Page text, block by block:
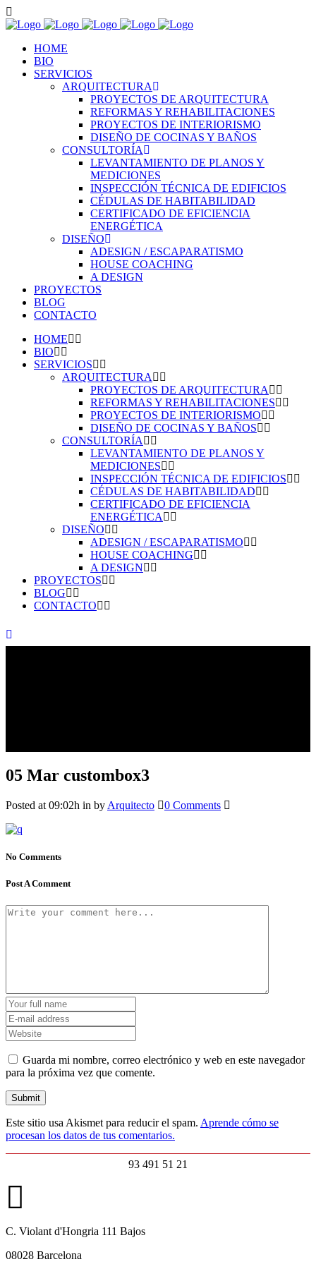
HOME
BIO
SERVICIOS
ARQUITECTURA
PROYECTOS DE ARQUITECTURA
REFORMAS Y REHABILITACIONES
PROYECTOS DE INTERIORISMO
DISEÑO DE COCINAS Y BAÑOS
CONSULTORÍA
LEVANTAMIENTO DE PLANOS Y
MEDICIONES
INSPECCIÓN TÉCNICA DE EDIFICIOS
CÉDULAS DE HABITABILIDAD
CERTIFICADO DE EFICIENCIA
ENERGÉTICA
DISEÑO
ADESIGN / ESCAPARATISMO
HOUSE COACHING
A DESIGN
PROYECTOS
BLOG
CONTACTO
HOME
BIO
SERVICIOS
ARQUITECTURA
PROYECTOS DE ARQUITECTURA
REFORMAS Y REHABILITACIONES
PROYECTOS DE INTERIORISMO
DISEÑO DE COCINAS Y BAÑOS
CONSULTORÍA
LEVANTAMIENTO DE PLANOS Y
MEDICIONES
INSPECCIÓN TÉCNICA DE EDIFICIOS
CÉDULAS DE HABITABILIDAD
CERTIFICADO DE EFICIENCIA
ENERGÉTICA
DISEÑO
ADESIGN / ESCAPARATISMO
HOUSE COACHING
A DESIGN
PROYECTOS
BLOG
CONTACTO
05 Mar custombox3
Posted at 09:02h in by Arquitecto 0 Comments
No Comments
Post A Comment
Guarda mi nombre, correo electrónico y web en este navegador
para la próxima vez que comente.
Este sitio usa Akismet para reducir el spam. Aprende cómo se
procesan los datos de tus comentarios.
93 491 51 21
C. Violant d'Hongria 111 Bajos
08028 Barcelona